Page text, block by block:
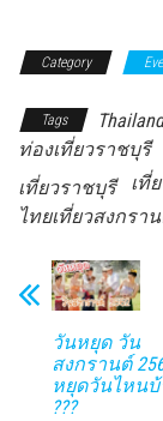
Category
Tags
ท่องเที่ยวราชบุรี
เที่ยวราชบุรี
เที่
ไทยเที่ยวสงกรา
วันหยุด วัน
สงกรานต์
หยุดวันไหนบ้
???